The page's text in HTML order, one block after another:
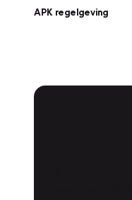
APK regelgeving